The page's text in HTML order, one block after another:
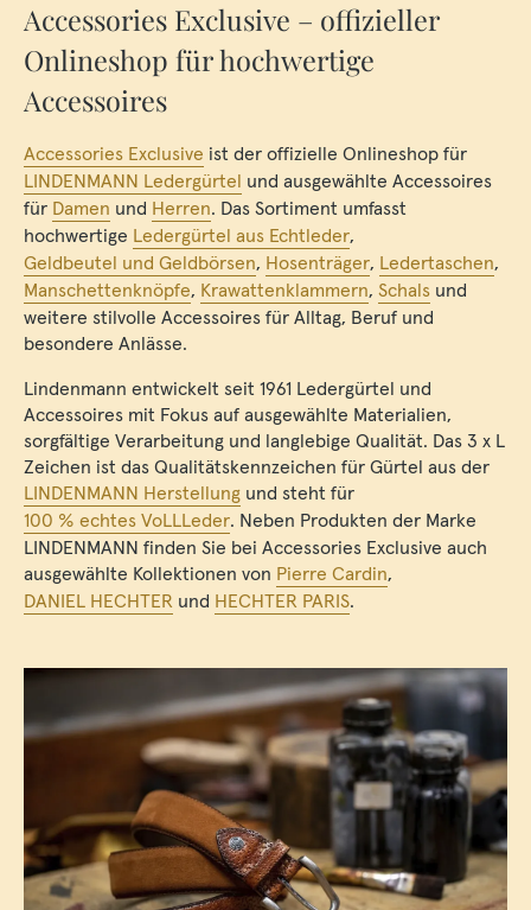
Accessories Exclusive – offizieller
Onlineshop für hochwertige
Accessoires
Accessories Exclusive ist der offizielle Onlineshop für
LINDENMANN Ledergürtel und ausgewählte Accessoires
für Damen und Herren. Das Sortiment umfasst
hochwertige Ledergürtel aus Echtleder,
Geldbeutel und Geldbörsen, Hosenträger, Ledertaschen,
Manschettenknöpfe, Krawattenklammern, Schals und
weitere stilvolle Accessoires für Alltag, Beruf und
besondere Anlässe.
Lindenmann entwickelt seit 1961 Ledergürtel und
Accessoires mit Fokus auf ausgewählte Materialien,
sorgfältige Verarbeitung und langlebige Qualität. Das 3 x L
Zeichen ist das Qualitätskennzeichen für Gürtel aus der
LINDENMANN Herstellung und steht für
100 % echtes VoLLLeder. Neben Produkten der Marke
LINDENMANN finden Sie bei Accessories Exclusive auch
ausgewählte Kollektionen von Pierre Cardin,
DANIEL HECHTER und HECHTER PARIS.